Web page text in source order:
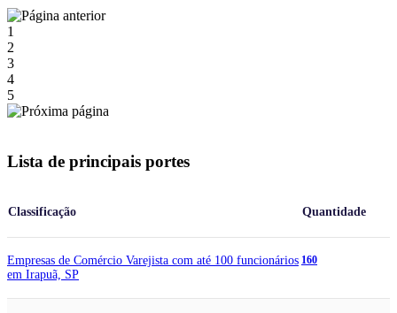
1
2
3
4
5
Lista de principais portes
Classificação Quantidade
Empresas de Comércio Varejista com até 100 funcionários
em Irapuã, SP
160